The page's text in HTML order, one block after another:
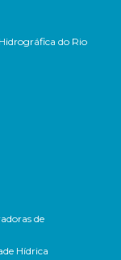
do Rio
de
Hídrica